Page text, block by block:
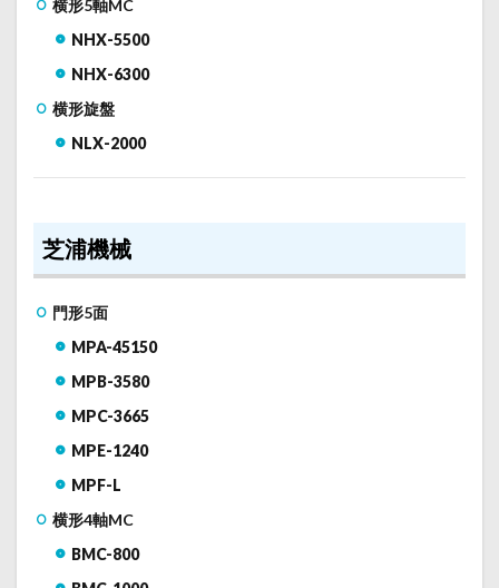
横形5軸MC
NHX-5500
NHX-6300
横形旋盤
NLX-2000
芝浦機械
門形5面
MPA-45150
MPB-3580
MPC-3665
MPE-1240
MPF-L
横形4軸MC
BMC-800